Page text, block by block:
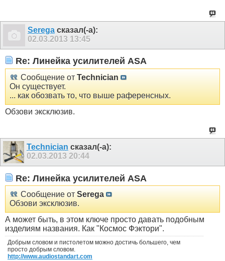
Serega сказал(-а):
02.03.2013 13:45
Re: Линейка усилителей ASA
Сообщение от Technician
Он существует.
... как обозвать то, что выше раференсных.
Обзови эксклюзив.
Technician сказал(-а):
02.03.2013 20:44
Re: Линейка усилителей ASA
Сообщение от Serega
Обзови эксклюзив.
А может быть, в этом ключе просто давать подобным
изделиям названия. Как "Космос Фэктори".
Добрым словом и пистолетом можно достичь большего, чем
просто добрым словом.
http://www.audiostandart.com